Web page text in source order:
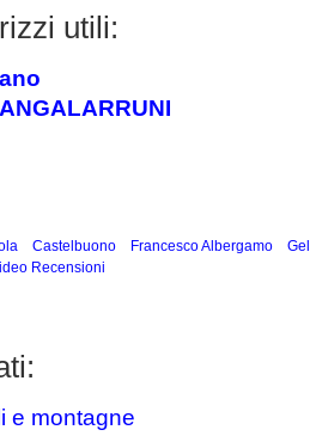
utili:
Castelbuono Francesco Albergamo
Recensioni
e montagne